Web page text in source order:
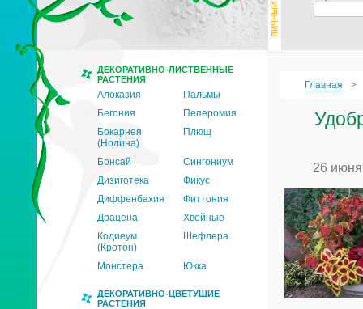
ДЕКОРАТИВНО-ЛИСТВЕННЫЕ
РАСТЕНИЯ
Алоказия
Пальмы
Бегония
Пеперомия
Бокарнея
(Нолина)
Плющ
Бонсай
Сингониум
Дизиготека
Фикус
Диффенбахия
Фиттония
Драцена
Хвойные
Кодиеум
(Кротон)
Шефлера
Монстера Юкка
ДЕКОРАТИВНО-ЦВЕТУЩИЕ
РАСТЕНИЯ
Главная
26